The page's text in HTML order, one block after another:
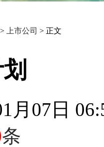
> 上市公司 > 正文
月07日
条